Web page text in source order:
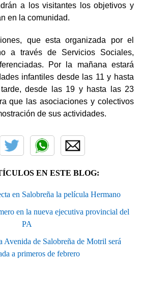
a los visitantes los objetivos y
en la comunidad.
que esta organizada por el
a través de Servicios Sociales,
Por la mañana estará
infantiles desde las 11 y hasta
desde las 19 y hasta las 23
que las asociaciones y colectivos
de sus actividades.
EN ESTE BLOG:
en Salobreña la película Hermano
en la nueva ejecutiva provincial del
PA
Avenida de Salobreña de Motril será
a primeros de febrero